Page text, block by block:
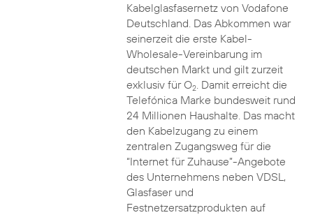
Kabelglasfasernetz von Vodafone
Deutschland. Das Abkommen war
seinerzeit die erste Kabel-
Wholesale-Vereinbarung im
deutschen Markt und gilt zurzeit
exklusiv für O2. Damit erreicht die
Telefónica Marke bundesweit rund
24 Millionen Haushalte. Das macht
den Kabelzugang zu einem
zentralen Zugangsweg für die
“Internet für Zuhause”-Angebote
des Unternehmens neben VDSL,
Glasfaser und
Festnetzersatzprodukten auf